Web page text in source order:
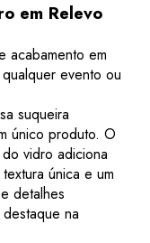
em Relevo
acabamento em
evento ou
suqueira
único produto. O
vidro adiciona
única e um
detalhes
na